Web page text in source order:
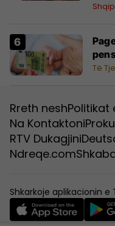
Të
Rreth neshPolitikat
Na Kontaktoni
RTV Dukagjini
Ndreqe.com
Shkarkoje aplikacionin e